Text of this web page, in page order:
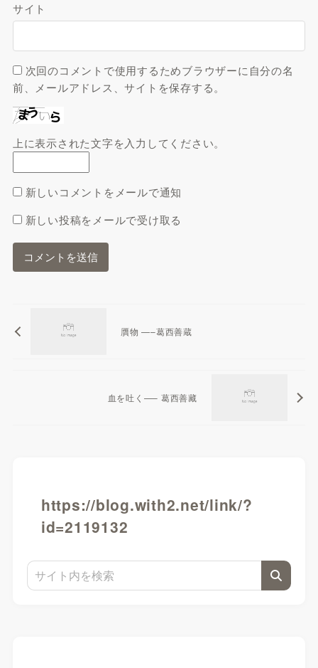
サイト
次回のコメントで使用するためブラウザーに自分の名
前、メールアドレス、サイトを保存する。
上に表示された文字を入力してください。
新しいコメントをメールで通知
新しい投稿をメールで受け取る
贋物 —–葛西善蔵
血を吐く—– 葛西善藏
https://blog.with2.net/link/?
id=2119132